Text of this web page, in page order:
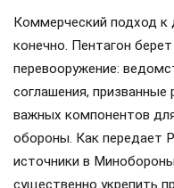
Коммерческий подход
конечно. Пентагон
перевооружение:
соглашения, призванные
важных компонентов
обороны. Как передает
источники в
существенно укрепить